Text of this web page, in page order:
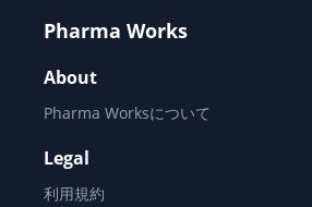
薬価 10.80 円
オロパタジン塩酸塩錠5mg「ダイ
ト」
オロパタジン塩酸塩錠2.5mg「フェ
Pharma Works
About
Pharma Worksについて
Legal
利用規約